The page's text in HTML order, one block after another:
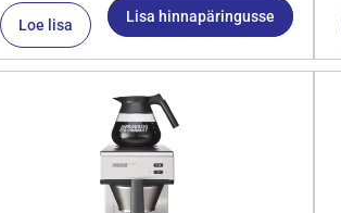
Loe lisa Lisa hinnapäringusse